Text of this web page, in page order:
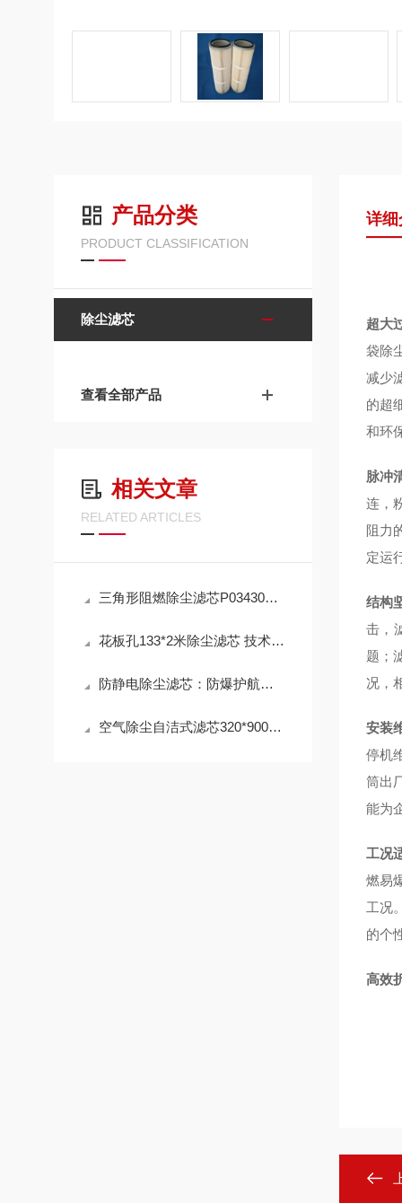
产品分类
PRODUCT CLASSIFICATION
除尘滤芯
查看全部产品
相关文章
RELATED ARTICLES
三角形阻燃除尘滤芯P034303 工作原理
花板孔133*2米除尘滤芯 技术参数
防静电除尘滤芯：防爆护航，高效除尘，守护高危工况安全
空气除尘自洁式滤芯320*900mm 性能
详细
超大
袋除
减少
的超
和环
脉冲
连，
阻力
定运
结构
击，
题；
况，
安装
停机
筒出
能为
工况
燃易
工况
的个
高效